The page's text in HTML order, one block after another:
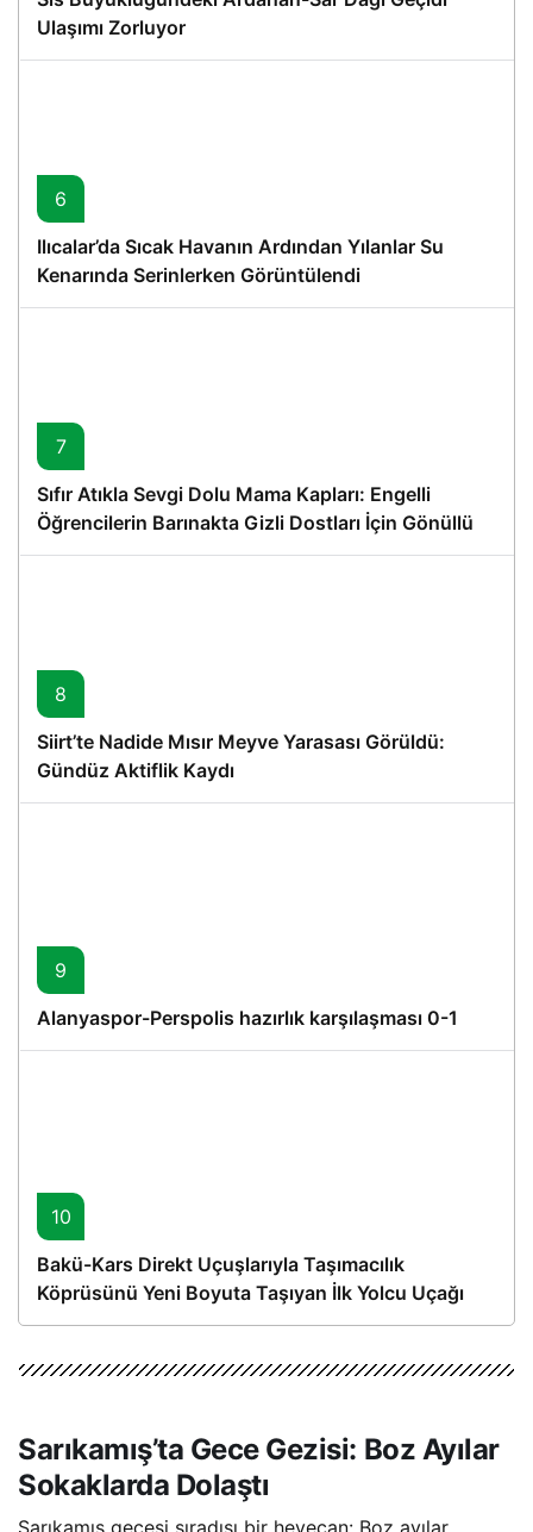
Ulaşımı Zorluyor
6
Ilıcalar’da Sıcak Havanın Ardından Yılanlar Su
Kenarında Serinlerken Görüntülendi
7
Sıfır Atıkla Sevgi Dolu Mama Kapları: Engelli
Öğrencilerin Barınakta Gizli Dostları İçin Gönüllü
Proje
8
Siirt’te Nadide Mısır Meyve Yarasası Görüldü:
Gündüz Aktiflik Kaydı
9
Alanyaspor-Perspolis hazırlık karşılaşması 0-1
10
Bakü-Kars Direkt Uçuşlarıyla Taşımacılık
Köprüsünü Yeni Boyuta Taşıyan İlk Yolcu Uçağı
Hareket Etti
Sarıkamış’ta Gece Gezisi: Boz Ayılar
Sokaklarda Dolaştı